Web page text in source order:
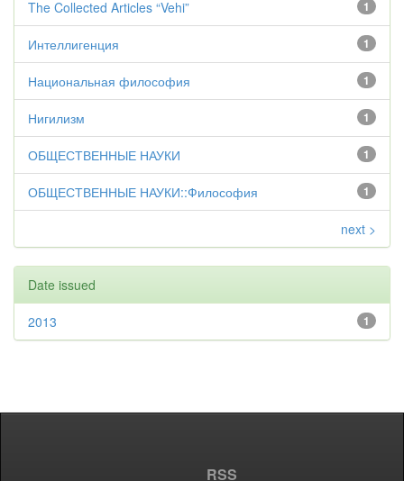
1
The Collected Articles “Vehi”
1
Интеллигенция
1
Национальная философия
1
Нигилизм
1
ОБЩЕСТВЕННЫЕ НАУКИ
1
ОБЩЕСТВЕННЫЕ НАУКИ::Философия
next >
Date issued
1
2013
RSS